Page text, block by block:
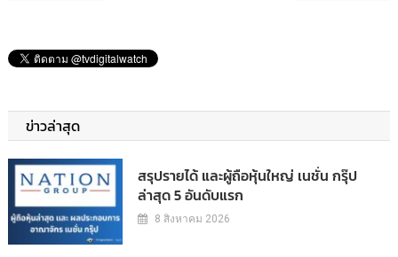
ข่าวล่าสุด
สรุปรายได้ และผู้ถือหุ้นใหญ่ เนชั่น กรุ๊ป
ล่าสุด 5 อันดับแรก
8 สิงหาคม 2026